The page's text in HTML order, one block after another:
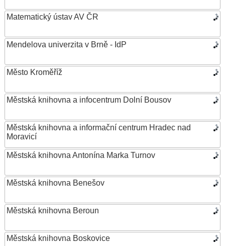
Matematický ústav AV ČR
Mendelova univerzita v Brně - IdP
Město Kroměříž
Městská knihovna a infocentrum Dolní Bousov
Městská knihovna a informační centrum Hradec nad
Moravicí
Městská knihovna Antonína Marka Turnov
Městská knihovna Benešov
Městská knihovna Beroun
Městská knihovna Boskovice